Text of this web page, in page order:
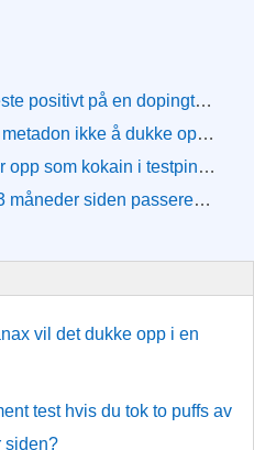
Hva antidepressents teste positivt på en dopingtest?
Hvor lang tid tar det for metadon ikke å dukke opp i en urinprøve?
Hva antibiotika kommer opp som kokain i testpinne?
Sist gang du røykt var 3 måneder siden passerer du?
vil det dukke opp i en
test hvis du tok to puffs av
siden?